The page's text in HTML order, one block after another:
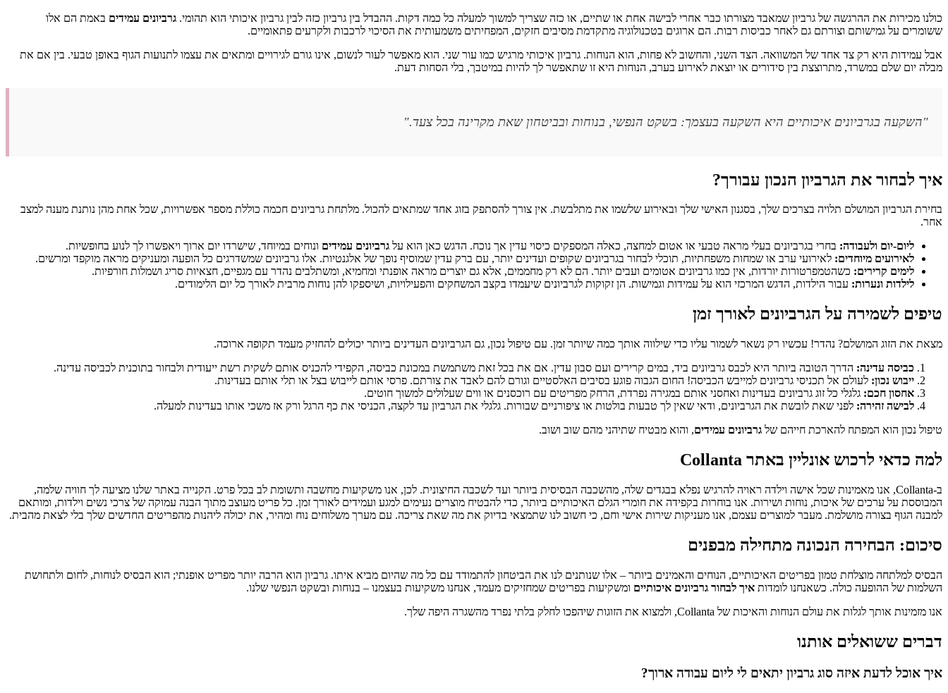
כולנו מכירות את ההרגשה של גרביון שמאבד מצורתו כבר אחרי לבישה אחת או שתיים, או כזה שצריך למשוך למעלה כל כמה דקות. ההבדל בין גרביון כזה לבין גרביון איכותי הוא תהומי. גרביונים עמידים באמת הם אלו
ששומרים על גמישותם וצורתם גם לאחר כביסות רבות. הם ארוגים בטכנולוגיה מתקדמת מסיבים חזקים, המפחיתים משמעותית את הסיכוי לרכבות ולקרעים פתאומיים.
אבל עמידות היא רק צד אחד של המשוואה. הצד השני, והחשוב לא פחות, הוא הנוחות. גרביון איכותי מרגיש כמו עור שני. הוא מאפשר לעור לנשום, אינו גורם לגירויים ומתאים את עצמו לתנועות הגוף באופן טבעי. בין אם את
מבלה יום שלם במשרד, מתרוצצת בין סידורים או יוצאת לאירוע בערב, הנוחות היא זו שתאפשר לך להיות במיטבך, בלי הסחות דעת.
"השקעה בגרביונים איכותיים היא השקעה בעצמך: בשקט הנפשי, בנוחות ובביטחון שאת מקרינה בכל צעד."
איך לבחור את הגרביון הנכון עבורך?
בחירת הגרביון המושלם תלויה בצרכים שלך, בסגנון האישי שלך ובאירוע שלשמו את מתלבשת. אין צורך להסתפק בזוג אחד שמתאים להכול. מלתחת גרביונים חכמה כוללת מספר אפשרויות, שכל אחת מהן נותנת מענה למצב
אחר.
ליום-יום ולעבודה: בחרי בגרביונים בעלי מראה טבעי או אטום למחצה, כאלה המספקים כיסוי עדין אך נוכח. הדגש כאן הוא על גרביונים עמידים ונוחים במיוחד, שישרדו יום ארוך ויאפשרו לך לנוע בחופשיות.
לאירועים מיוחדים: לאירועי ערב או שמחות משפחתיות, תוכלי לבחור בגרביונים שקופים ועדינים יותר, עם ברק עדין שמוסיף נופך של אלגנטיות. אלו גרביונים שמשדרגים כל הופעה ומעניקים מראה מוקפד ומרשים.
לימים קרירים: כשהטמפרטורות יורדות, אין כמו גרביונים אטומים ועבים יותר. הם לא רק מחממים, אלא גם יוצרים מראה אופנתי ומחמיא, ומשתלבים נהדר עם מגפיים, חצאיות סריג ושמלות חורפיות.
לילדות ונערות: עבור הילדות, הדגש המרכזי הוא על עמידות וגמישות. הן זקוקות לגרביונים שיעמדו בקצב המשחקים והפעילויות, ושיספקו להן נוחות מרבית לאורך כל יום הלימודים.
טיפים לשמירה על הגרביונים לאורך זמן
מצאת את הזוג המושלם? נהדר! עכשיו רק נשאר לשמור עליו כדי שילווה אותך כמה שיותר זמן. עם טיפול נכון, גם הגרביונים העדינים ביותר יכולים להחזיק מעמד תקופה ארוכה.
כביסה עדינה: הדרך הטובה ביותר היא לכבס גרביונים ביד, במים קרירים ועם סבון עדין. אם את בכל זאת משתמשת במכונת כביסה, הקפידי להכניס אותם לשקית רשת ייעודית ולבחור בתוכנית לכביסה עדינה.
ייבוש נכון: לעולם אל תכניסי גרביונים למייבש הכביסה! החום הגבוה פוגע בסיבים האלסטיים וגורם להם לאבד את צורתם. פרסי אותם לייבוש בצל או תלי אותם בעדינות.
אחסון חכם: גלגלי כל זוג גרביונים בעדינות ואחסני אותם במגירה נפרדת, הרחק מפריטים עם רוכסנים או ווים שעלולים למשוך חוטים.
לבישה זהירה: לפני שאת לובשת את הגרביונים, ודאי שאין לך טבעות בולטות או ציפורניים שבורות. גלגלי את הגרביון עד לקצה, הכניסי את כף הרגל ורק אז משכי אותו בעדינות למעלה.
טיפול נכון הוא המפתח להארכת חייהם של גרביונים עמידים, והוא מבטיח שתיהני מהם שוב ושוב.
למה כדאי לרכוש אונליין באתר Collanta
ב-Collanta, אנו מאמינות שכל אישה וילדה ראויה להרגיש נפלא בבגדים שלה, מהשכבה הבסיסית ביותר ועד לשכבה החיצונית. לכן, אנו משקיעות מחשבה ותשומת לב בכל פרט. הקנייה באתר שלנו מציעה לך חוויה שלמה,
המבוססת על ערכים של איכות, נוחות ושירות. אנו בוחרות בקפידה את חומרי הגלם האיכותיים ביותר, כדי להבטיח מוצרים נעימים למגע ועמידים לאורך זמן. כל פריט מעוצב מתוך הבנה עמוקה של צרכי נשים וילדות, ומותאם
למבנה הגוף בצורה מושלמת. מעבר למוצרים עצמם, אנו מעניקות שירות אישי וחם, כי חשוב לנו שתמצאי בדיוק את מה שאת צריכה. עם מערך משלוחים נוח ומהיר, את יכולה ליהנות מהפריטים החדשים שלך בלי לצאת מהבית.
סיכום: הבחירה הנכונה מתחילה מבפנים
הבסיס למלתחה מוצלחת טמון בפריטים האיכותיים, הנוחים והאמינים ביותר – אלו שנותנים לנו את הביטחון להתמודד עם כל מה שהיום מביא איתו. גרביון הוא הרבה יותר מפריט אופנתי; הוא הבסיס לנוחות, לחום ולתחושת
השלמות של ההופעה כולה. כשאנחנו לומדות איך לבחור גרביונים איכותיים ומשקיעות בפריטים שמחזיקים מעמד, אנחנו משקיעות בעצמנו – בנוחות ובשקט הנפשי שלנו.
אנו מזמינות אותך לגלות את עולם הנוחות והאיכות של Collanta, ולמצוא את הזוגות שיהפכו לחלק בלתי נפרד מהשגרה היפה שלך.
דברים ששואלים אותנו
איך אוכל לדעת איזה סוג גרביון יתאים לי ליום עבודה ארוך?